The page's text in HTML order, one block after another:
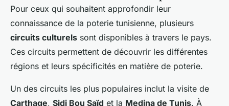
Pour ceux qui souhaitent approfondir leur
connaissance de la poterie tunisienne, plusieurs
circuits culturels sont disponibles à travers le pays.
Ces circuits permettent de découvrir les différentes
régions et leurs spécificités en matière de poterie.
Un des circuits les plus populaires inclut la visite de
Carthage, Sidi Bou Saïd et la Medina de Tunis. À